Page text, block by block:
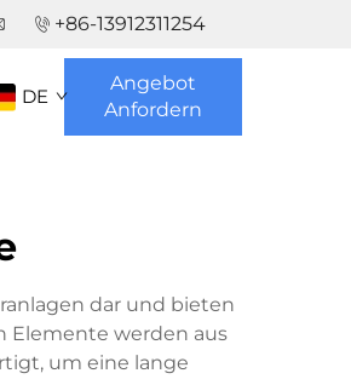
+86-13912311254
DE
Angebot
Anfordern
dar und bieten
Elemente werden aus
um eine lange